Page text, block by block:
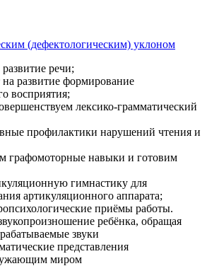
(дефектологическим) уклоном
речи;
на развитие формирование
восприятия;
лексико-грамматический
профилактики нарушений чтения и
графомоторные навыки и готовим
гимнастику для
артикуляционного аппарата;
приёмы работы.
ребёнка, обращая
звуки
представления
миром